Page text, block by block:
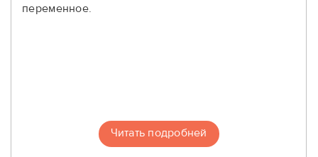
переменное.
Читать подробней